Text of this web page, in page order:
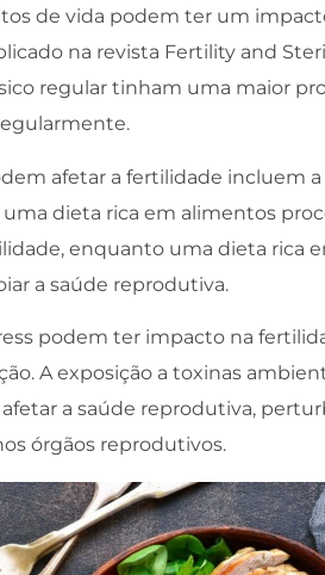
de vida podem ter um
na revista Fertility and
regular tinham uma maior
afetar a fertilidade incluem a
dieta rica em alimentos
enquanto uma dieta rica
a saúde reprodutiva.
podem ter impacto na
A exposição a toxinas
a saúde reprodutiva,
órgãos reprodutivos.